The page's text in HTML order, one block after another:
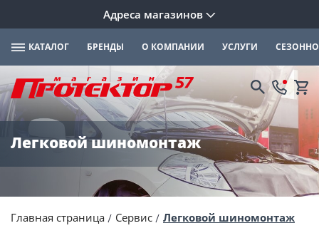
Адреса магазинов
КАТАЛОГ БРЕНДЫ О КОМПАНИИ УСЛУГИ
Легковой шиномонтаж
Главная страница Сервис Легковой шиномонтаж